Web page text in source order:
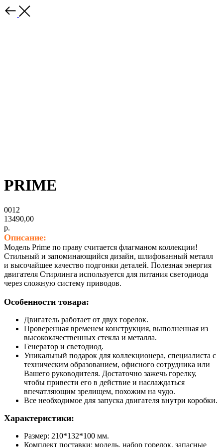
PRIME
0012
13490,00
р.
Описание:
Модель Prime по праву считается флагманом коллекции!
Стильный и запоминающийся дизайн, шлифованный металл
и высочайшее качество подгонки деталей. Полезная энергия
двигателя Стирлинга используется для питания светодиода
через сложную систему приводов.
Особенности товара:
Двигатель работает от двух горелок.
Проверенная временем конструкция, выполненная из
высококачественных стекла и металла.
Генератор и светодиод.
Уникальный подарок для коллекционера, специалиста с
техническим образованием, офисного сотрудника или
Вашего руководителя. Достаточно зажечь горелку,
чтобы привести его в действие и наслаждаться
впечатляющим зрелищем, похожим на чудо.
Все необходимое для запуска двигателя внутри коробки.
Характеристики:
Размер: 210*132*100 мм.
Комплект поставки: модель, набор горелок, запасные